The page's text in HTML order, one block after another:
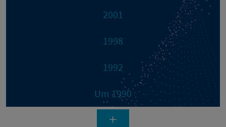
2001
1998
1992
Um 1990